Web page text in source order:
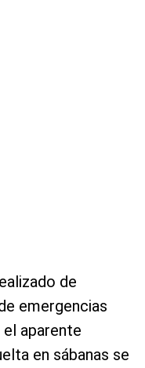
de
emergencias
el aparente
en sábanas se